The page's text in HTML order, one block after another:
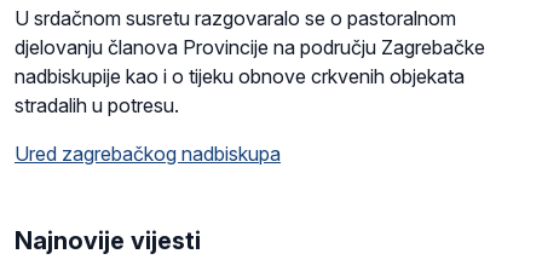
U srdačnom susretu razgovaralo se o pastoralnom
djelovanju članova Provincije na području Zagrebačke
nadbiskupije kao i o tijeku obnove crkvenih objekata
stradalih u potresu.
Ured zagrebačkog nadbiskupa
Najnovije vijesti